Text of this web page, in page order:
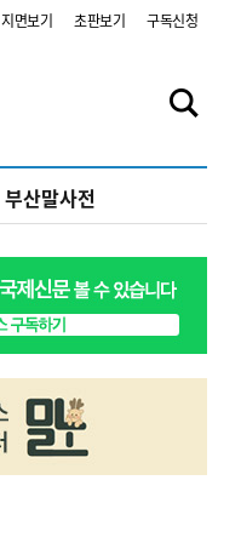
지면보기 초판보기 구독신청
부산말사전